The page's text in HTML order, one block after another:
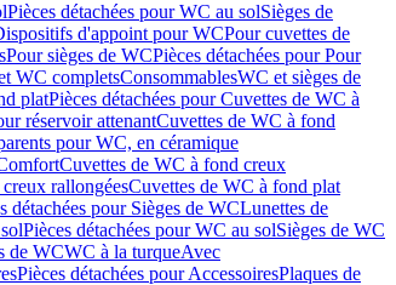
Pièces détachées pour WC au solSièges de
d'appoint pour WCPour cuvettes de
Pour sièges de WCPièces détachées pour Pour
WC completsConsommablesWC et sièges de
platPièces détachées pour Cuvettes de WC à
réservoir attenantCuvettes de WC à fond
pour WC, en céramique
Cuvettes de WC à fond creux
rallongéesCuvettes de WC à fond plat
détachées pour Sièges de WCLunettes de
Pièces détachées pour WC au solSièges de WC
de WCWC à la turqueAvec
Pièces détachées pour AccessoiresPlaques de